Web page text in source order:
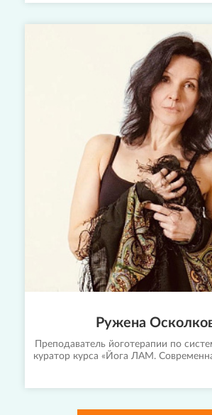
Ружена
Преподаватель йоготерапии по
куратор курса «Йога ЛАМ.